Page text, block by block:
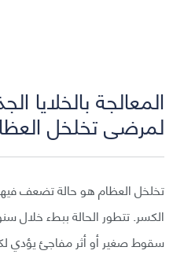
المعالجة بالخلايا
لمرضى تخلخل
تخلخل العظام هو حالة تضعف
الكسر. تتطور الحالة ببطء خلال
سقوط صغير أو أثر مفاجئ يؤدي